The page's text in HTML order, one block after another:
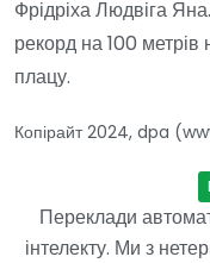
Фрідріха Людвіга
рекорд на 100 метрів
плацу.
Копірайт 2024, dpa
Переклади
інтелекту. Ми з